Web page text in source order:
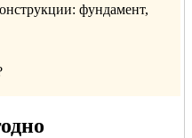
фундамент,